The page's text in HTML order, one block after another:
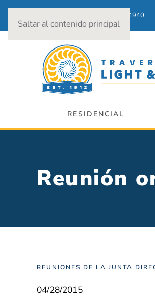
Saltar al contenido principal
231-922-4940
RESIDENCIAL
Reunión
REUNIONES DE LA JUNTA
04/28/2015